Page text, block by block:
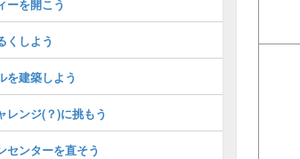
ーを開こう
くしよう
を建築しよう
レンジ(？)に挑もう
センターを直そう